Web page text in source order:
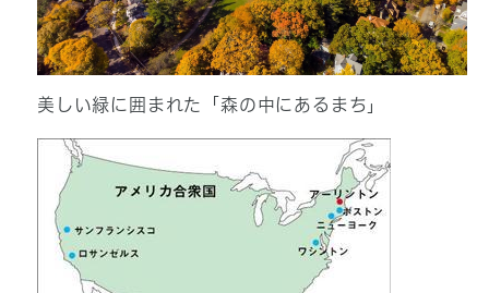
美しい緑に囲まれた「森の中にあるまち」